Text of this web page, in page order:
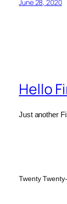
June 28, 2020
Hello
Just another
Twenty